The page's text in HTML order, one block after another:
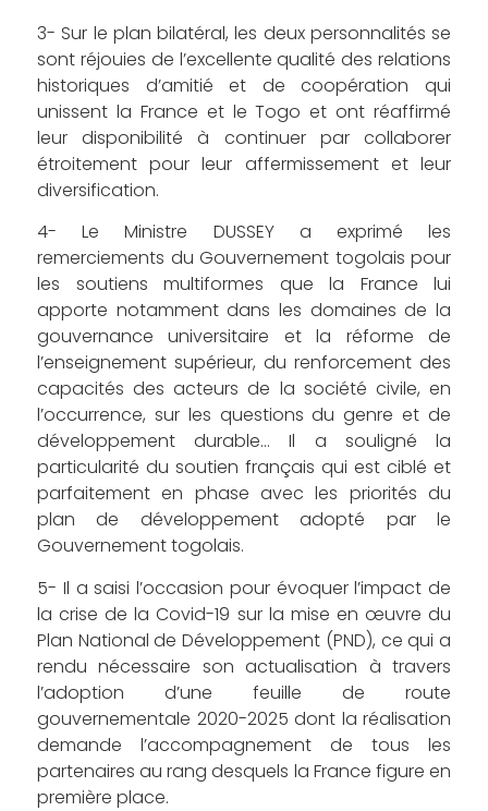
3- Sur le plan bilatéral, les deux personnalités se
sont réjouies de l’excellente qualité des relations
historiques d’amitié et de coopération qui
unissent la France et le Togo et ont réaffirmé
leur disponibilité à continuer par collaborer
étroitement pour leur affermissement et leur
diversification.
4- Le Ministre DUSSEY a exprimé les
remerciements du Gouvernement togolais pour
les soutiens multiformes que la France lui
apporte notamment dans les domaines de la
gouvernance universitaire et la réforme de
l’enseignement supérieur, du renforcement des
capacités des acteurs de la société civile, en
l’occurrence, sur les questions du genre et de
développement durable… Il a souligné la
particularité du soutien français qui est ciblé et
parfaitement en phase avec les priorités du
plan de développement adopté par le
Gouvernement togolais.
5- Il a saisi l’occasion pour évoquer l’impact de
la crise de la Covid-19 sur la mise en œuvre du
Plan National de Développement (PND), ce qui a
rendu nécessaire son actualisation à travers
l’adoption d’une feuille de route
gouvernementale 2020-2025 dont la réalisation
demande l’accompagnement de tous les
partenaires au rang desquels la France figure en
première place.